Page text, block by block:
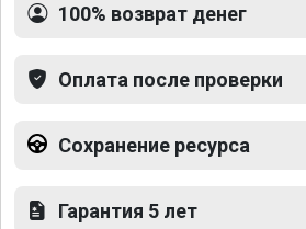
100% возврат денег
Оплата после проверки
Сохранение ресурса
Гарантия 5 лет